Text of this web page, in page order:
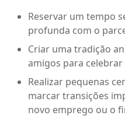
Reservar um tempo
profunda com o
Criar uma tradição
amigos para celebrar
Realizar pequenas
marcar transições
novo emprego ou o